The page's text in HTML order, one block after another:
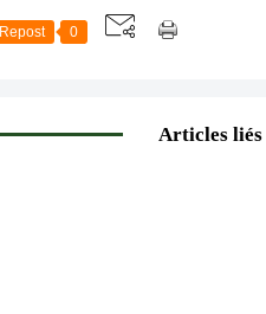
Repost 0
Articles liés